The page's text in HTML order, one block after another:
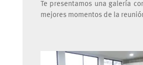
Te presentamos una galería
mejores momentos de la